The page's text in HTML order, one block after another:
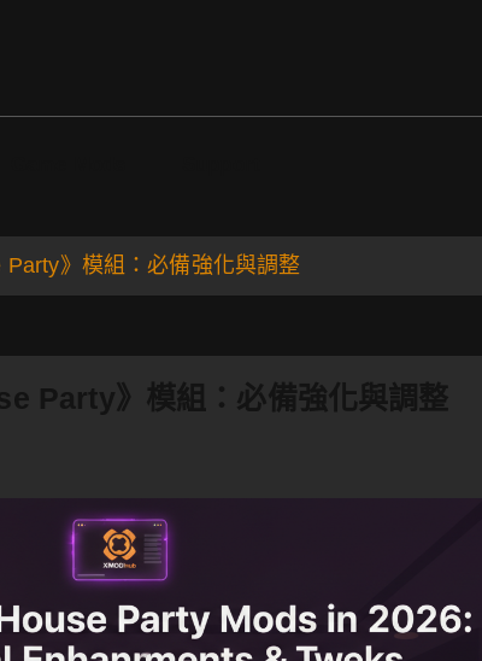
》模組：必備強化與調整
Party》模組：必備強化與調整